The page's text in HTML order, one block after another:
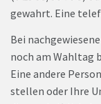
gewahrt. Eine
Bei
noch am Wahltag
Eine andere
stellen oder Ihre